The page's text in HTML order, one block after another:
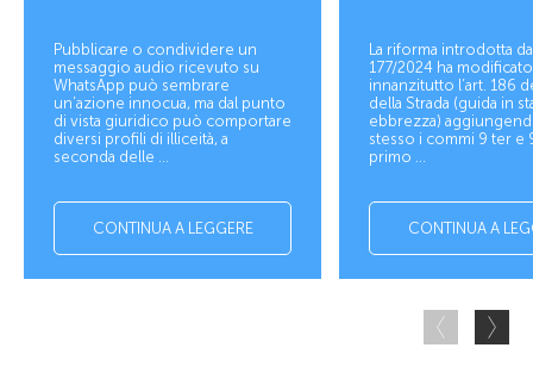
Pubblicare o condividere un
messaggio audio ricevuto su
WhatsApp può sembrare
un’azione innocua, ma dal punto
di vista giuridico può comportare
diversi profili di illiceità, a
seconda delle ...
CONTINUA A LEGGERE
La riforma introdotta
177/2024 ha modificato
innanzitutto l’art. 186
della Strada (guida in
ebbrezza)
stesso i commi 9 ter e
primo ...
CONTINUA A